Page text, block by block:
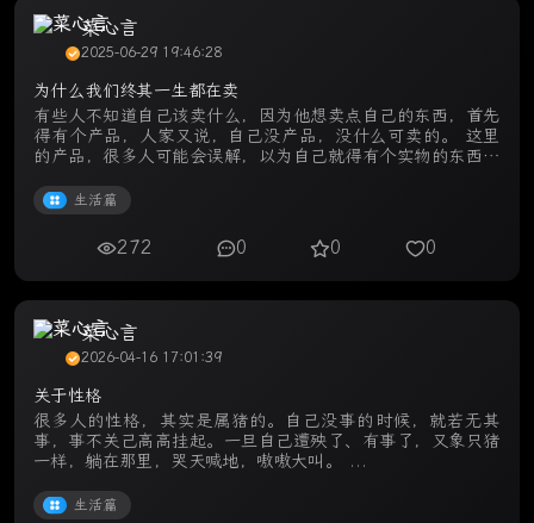
菜心言
2025-06-29 19:46:28
为什么我们终其一生都在卖
有些人不知道自己该卖什么，因为他想卖点自己的东西，首先
得有个产品，人家又说，自己没产品，没什么可卖的。 这里
的产品，很多人可能会误解，以为自己就得有个实物的东西，
神，一筹莫展的样子，不知 ...
生活篇
272 0 0 0
菜心言
2026-04-16 17:01:39
关于性格
很多人的性格，其实是属猪的。自己没事的时候，就若无其
事，事不关己高高挂起。一旦自己遭殃了、有事了，又象只猪
一样，躺在那里，哭天喊地，嗷嗷大叫。 ...
生活篇